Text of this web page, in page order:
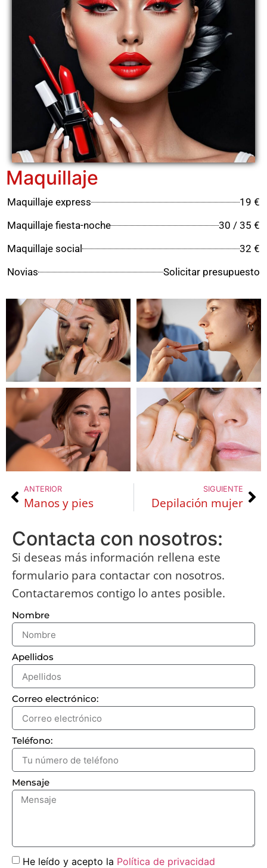
Maquillaje
Maquillaje express
19 €
Maquillaje fiesta-noche
30 / 35 €
Maquillaje social
32 €
Novias
Solicitar presupuesto
ANTERIOR
Manos y pies
SIGUIENTE
Depilación mujer
Contacta con nosotros:
Si deseas más información rellena este
formulario para contactar con nosotros.
Contactaremos contigo lo antes posible.
Nombre
Apellidos
Correo electrónico:
Teléfono:
Mensaje
He leído y acepto la Política de privacidad